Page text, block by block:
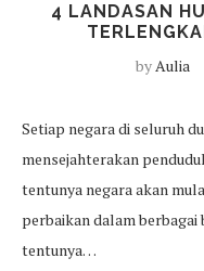
4 LANDASAN
byAulia
Setiap negara di seluruh
mensejahterakan
tentunya negara akan
perbaikan dalam berbagai
tentunya…